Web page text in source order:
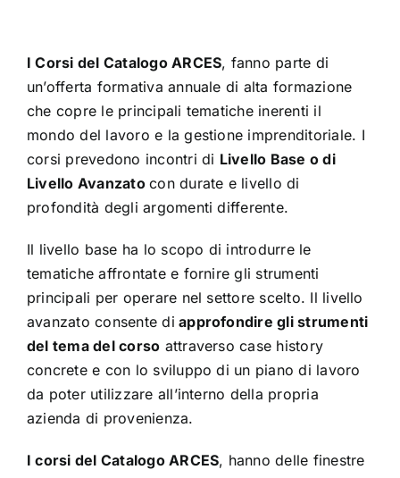
I Corsi del Catalogo ARCES, fanno parte di
un’offerta formativa annuale di alta formazione
che copre le principali tematiche inerenti il
mondo del lavoro e la gestione imprenditoriale. I
corsi prevedono incontri di Livello Base o di
Livello Avanzatocon durate e livello di
profondità degli argomenti differente.
Il livello base ha lo scopo di introdurre le
tematiche affrontate e fornire gli strumenti
principali per operare nel settore scelto. Il livello
avanzato consente di approfondire gli strumenti
del tema del corso attraverso case history
concrete e con lo sviluppo di un piano di lavoro
da poter utilizzare all’interno della propria
azienda di provenienza.
I corsi del Catalogo ARCES, hanno delle finestre